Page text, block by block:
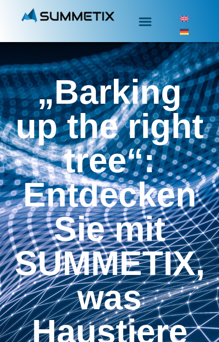
„Barking
up the right
tree“:
Entdecken
Sie mit
SUMMETIX,
was
Haustiere